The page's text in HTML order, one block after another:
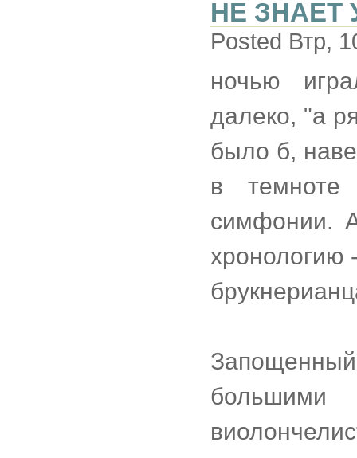
НЕ ЗНАЕТ
Posted Втр,
ночью
далеко, "а
было б,
в
симфонии.
хронологию